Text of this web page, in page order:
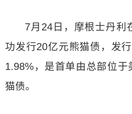
7月24日，摩根士丹利
功发行20亿元熊猫债，发
1.98%，是首单由总部位于
猫债。